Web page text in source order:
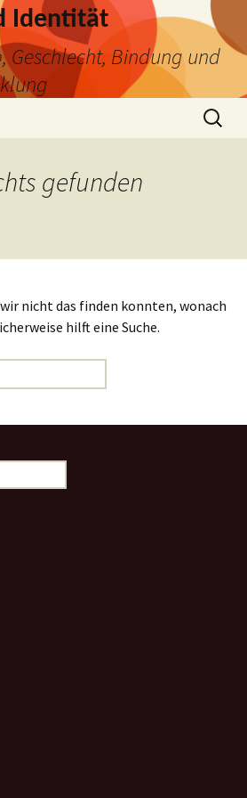
Identität
Geschlecht, Bindung und
Suchen
nach:
gefunden
nicht das finden konnten, wonach
hilft eine Suche.